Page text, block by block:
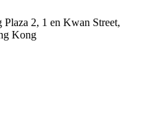
2, 1 en Kwan Street,
Kong